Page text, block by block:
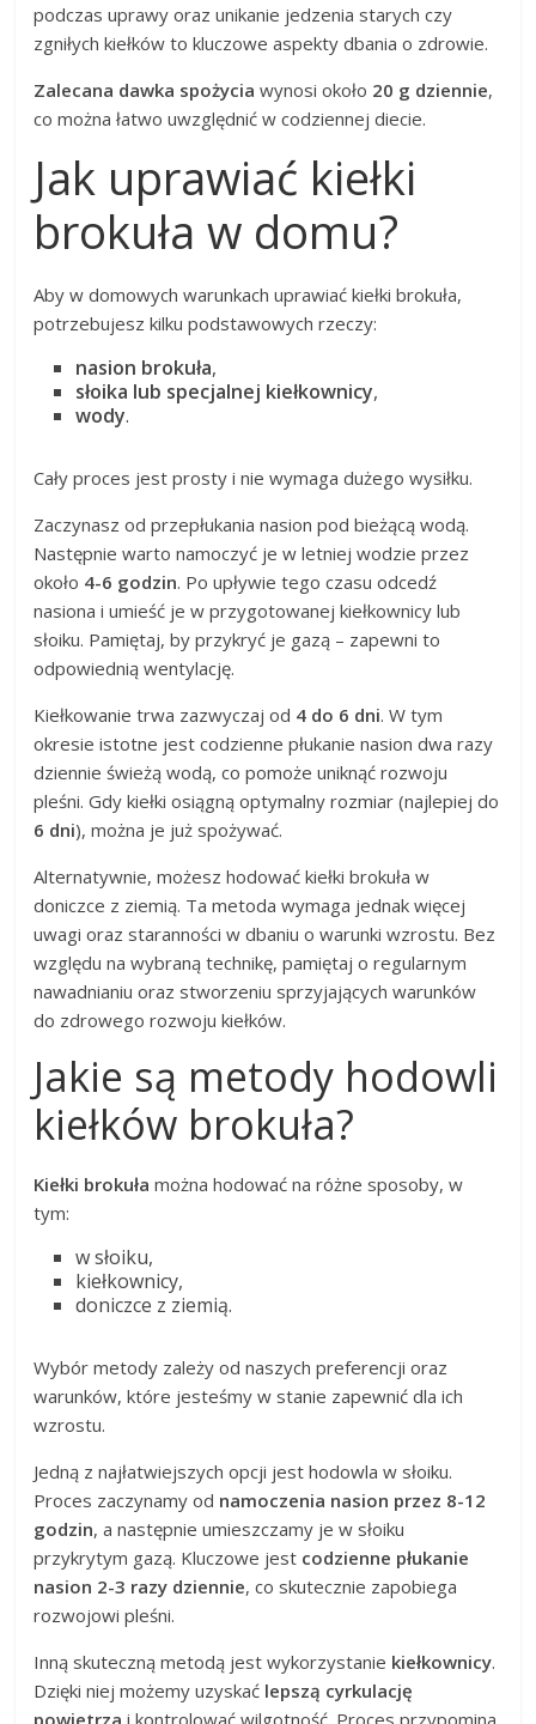
podczas uprawy oraz unikanie jedzenia starych czy
zgniłych kiełków to kluczowe aspekty dbania o zdrowie.
Zalecana dawka spożycia wynosi około 20 g dziennie,
co można łatwo uwzględnić w codziennej diecie.
Jak uprawiać kiełki
brokuła w domu?
Aby w domowych warunkach uprawiać kiełki brokuła,
potrzebujesz kilku podstawowych rzeczy:
nasion brokuła,
słoika lub specjalnej kiełkownicy,
wody.
Cały proces jest prosty i nie wymaga dużego wysiłku.
Zaczynasz od przepłukania nasion pod bieżącą wodą.
Następnie warto namoczyć je w letniej wodzie przez
około 4-6 godzin. Po upływie tego czasu odcedź
nasiona i umieść je w przygotowanej kiełkownicy lub
słoiku. Pamiętaj, by przykryć je gazą – zapewni to
odpowiednią wentylację.
Kiełkowanie trwa zazwyczaj od 4 do 6 dni. W tym
okresie istotne jest codzienne płukanie nasion dwa razy
dziennie świeżą wodą, co pomoże uniknąć rozwoju
pleśni. Gdy kiełki osiągną optymalny rozmiar (najlepiej do
6 dni), można je już spożywać.
Alternatywnie, możesz hodować kiełki brokuła w
doniczce z ziemią. Ta metoda wymaga jednak więcej
uwagi oraz staranności w dbaniu o warunki wzrostu. Bez
względu na wybraną technikę, pamiętaj o regularnym
nawadnianiu oraz stworzeniu sprzyjających warunków
do zdrowego rozwoju kiełków.
Jakie są metody hodowli
kiełków brokuła?
Kiełki brokuła można hodować na różne sposoby, w
tym:
w słoiku,
kiełkownicy,
doniczce z ziemią.
Wybór metody zależy od naszych preferencji oraz
warunków, które jesteśmy w stanie zapewnić dla ich
wzrostu.
Jedną z najłatwiejszych opcji jest hodowla w słoiku.
Proces zaczynamy od namoczenia nasion przez 8-12
godzin, a następnie umieszczamy je w słoiku
przykrytym gazą. Kluczowe jest codzienne płukanie
nasion 2-3 razy dziennie, co skutecznie zapobiega
rozwojowi pleśni.
Inną skuteczną metodą jest wykorzystanie kiełkownicy.
Dzięki niej możemy uzyskać lepszą cyrkulację
powietrza i kontrolować wilgotność. Proces przypomina